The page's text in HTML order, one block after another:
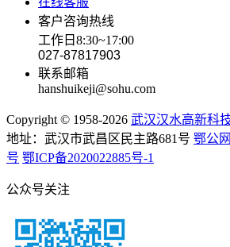
客户咨询热线
工作日8:30~17:00
027-87817903
联系邮箱
hanshuikeji@sohu.com
Copyright © 1958-2026 武汉汉水高新科
地址：武汉市武昌区民主路681号 鄂公
号 鄂ICP备2020022885号-1
公众号关注